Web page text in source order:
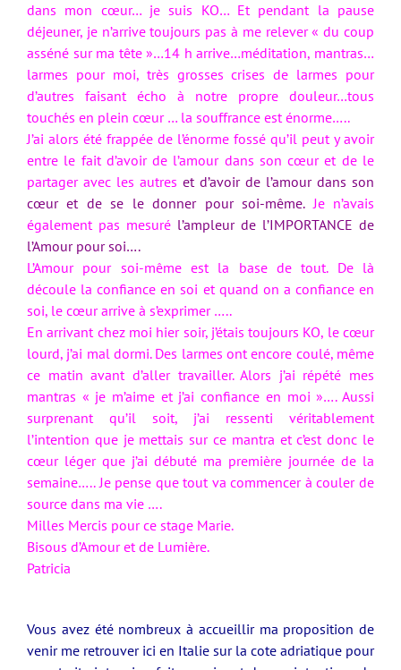
dans mon cœur… je suis KO… Et pendant la pause
déjeuner, je n’arrive toujours pas à me relever « du coup
asséné sur ma tête »…14 h arrive…méditation, mantras…
larmes pour moi, très grosses crises de larmes pour
d’autres faisant écho à notre propre douleur…tous
touchés en plein cœur … la souffrance est énorme…..
J’ai alors été frappée de l’énorme fossé qu’il peut y avoir
entre le fait d’avoir de l’amour dans son cœur et de le
partager avec les autres et d’avoir de l’amour dans son
cœur et de se le donner pour soi-même.Je n’avais
également pas mesuré l’ampleur de l’IMPORTANCE de
l’Amour pour soi….
L’Amour pour soi-même est la base de tout. De là
découle la confiance en soi et quand on a confiance en
soi, le cœur arrive à s’exprimer …..
En arrivant chez moi hier soir, j’étais toujours KO, le cœur
lourd, j’ai mal dormi. Des larmes ont encore coulé, même
ce matin avant d’aller travailler. Alors j’ai répété mes
mantras « je m’aime et j’ai confiance en moi »…. Aussi
surprenant qu’il soit, j’ai ressenti véritablement
l’intention que je mettais sur ce mantra et c’est donc le
cœur léger que j’ai débuté ma première journée de la
semaine….. Je pense que tout va commencer à couler de
source dans ma vie ….
Milles Mercis pour ce stage Marie.
Bisous d’Amour et de Lumière.
Patricia
Vous avez été nombreux à accueillir ma proposition de
venir me retrouver ici en Italie sur la cote adriatique pour